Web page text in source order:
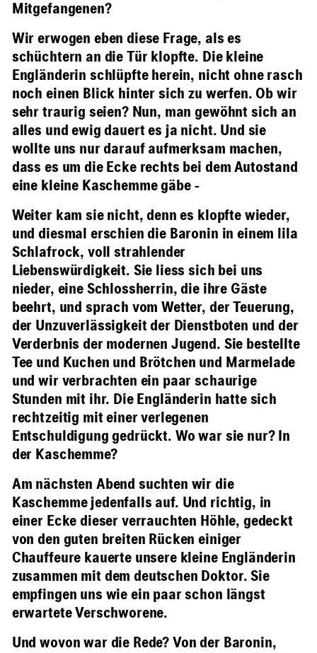
Mitgefangenen?
Wir erwogen eben diese Frage, als es
schüchtern an die Tür klopfte. Die kleine
Engländerin schlüpfte herein, nicht ohne rasch
noch einen Blick hinter sich zu werfen. Ob wir
sehr traurig seien? Nun, man gewöhnt sich an
alles und ewig dauert es ja nicht. Und sie
wollte uns nur darauf aufmerksam machen,
dass es um die Ecke rechts bei dem Autostand
eine kleine Kaschemme gäbe -
Weiter kam sie nicht, denn es klopfte wieder,
und diesmal erschien die Baronin in einem lila
Schlafrock, voll strahlender
Liebenswürdigkeit. Sie liess sich bei uns
nieder, eine Schlossherrin, die ihre Gäste
beehrt, und sprach vom Wetter, der Teuerung,
der Unzuverlässigkeit der Dienstboten und der
Verderbnis der modernen Jugend. Sie bestellte
Tee und Kuchen und Brötchen und Marmelade
und wir verbrachten ein paar schaurige
Stunden mit ihr. Die Engländerin hatte sich
rechtzeitig mit einer verlegenen
Entschuldigung gedrückt. Wo war sie nur? In
der Kaschemme?
Am nächsten Abend suchten wir die
Kaschemme jedenfalls auf. Und richtig, in
einer Ecke dieser verrauchten Höhle, gedeckt
von den guten breiten Rücken einiger
Chauffeure kauerte unsere kleine Engländerin
zusammen mit dem deutschen Doktor. Sie
empfingen uns wie ein paar schon längst
erwartete Verschworene.
Und wovon war die Rede? Von der Baronin,